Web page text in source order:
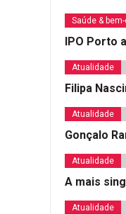
Saúde &
IPO Porto
Atualidade
Filipa
Atualidade
Gonçalo
Atualidade
A mais
Atualidade